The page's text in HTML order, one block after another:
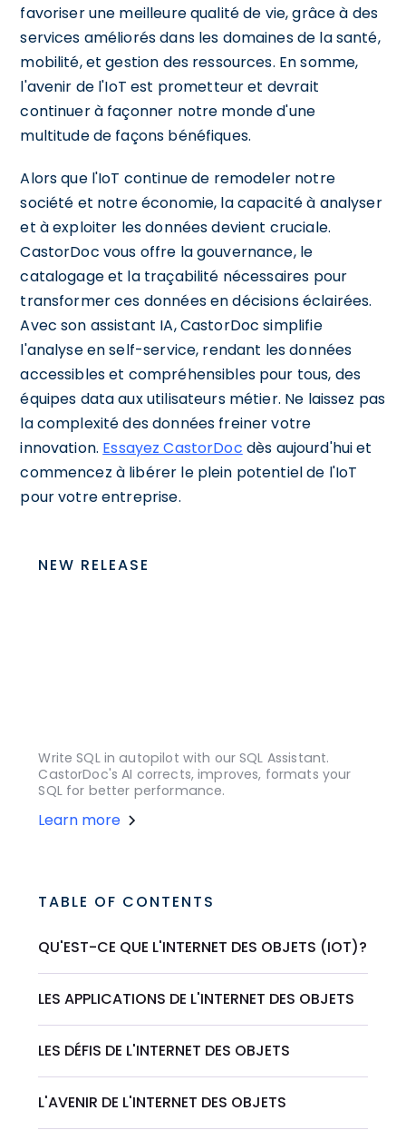
favoriser une meilleure qualité de vie, grâce à des
services améliorés dans les domaines de la santé,
mobilité, et gestion des ressources. En somme,
l'avenir de l'IoT est prometteur et devrait
continuer à façonner notre monde d'une
multitude de façons bénéfiques.
Alors que l'IoT continue de remodeler notre
société et notre économie, la capacité à analyser
et à exploiter les données devient cruciale.
CastorDoc vous offre la gouvernance, le
catalogage et la traçabilité nécessaires pour
transformer ces données en décisions éclairées.
Avec son assistant IA, CastorDoc simplifie
l'analyse en self-service, rendant les données
accessibles et compréhensibles pour tous, des
équipes data aux utilisateurs métier. Ne laissez pas
la complexité des données freiner votre
innovation. Essayez CastorDoc dès aujourd'hui et
commencez à libérer le plein potentiel de l'IoT
pour votre entreprise.
NEW RELEASE
Write SQL in autopilot with our SQL Assistant.
CastorDoc's AI corrects, improves, formats your
SQL for better performance.
Learn more
TABLE OF CONTENTS
QU'EST-CE QUE L'INTERNET DES OBJETS (IOT)?
LES APPLICATIONS DE L'INTERNET DES OBJETS
LES DÉFIS DE L'INTERNET DES OBJETS
L'AVENIR DE L'INTERNET DES OBJETS